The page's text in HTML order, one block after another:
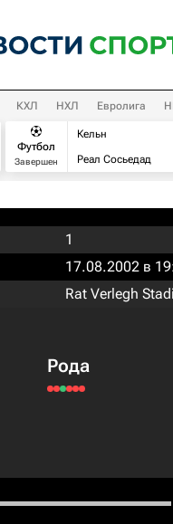
КХЛ НХЛ Евролига
Футбол
Завершен
Кельн
Реал Сосьедад
1
17.08.2002 в
Rat Verlegh
Рода